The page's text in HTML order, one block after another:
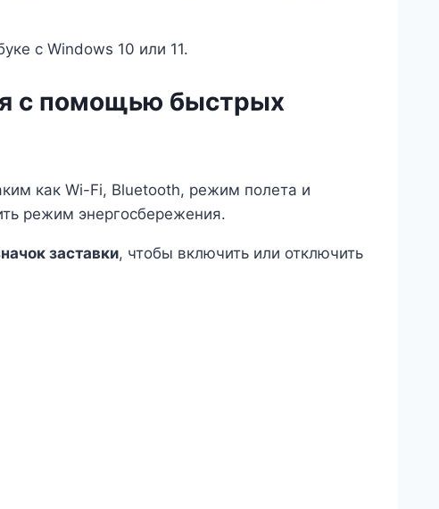
с Windows 10 или 11.
с помощью быстрых
как Wi-Fi, Bluetooth, режим полета и
режим энергосбережения.
заставки, чтобы включить или отключить